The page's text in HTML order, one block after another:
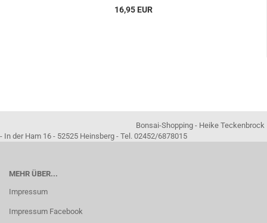
16,95 EUR
Bonsai-Shopping - Heike Teckenbrock
- In der Ham 16 - 52525 Heinsberg - Tel. 02452/6878015
MEHR ÜBER...
Impressum
Impressum Facebook